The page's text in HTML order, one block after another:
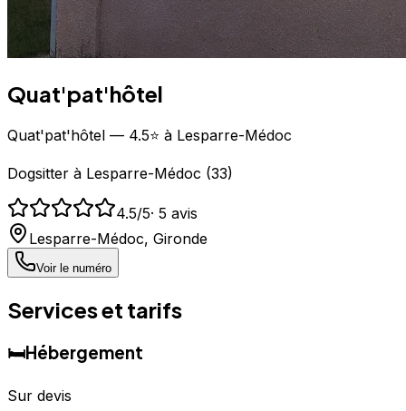
Quat'pat'hôtel
Quat'pat'hôtel — 4.5⭐ à Lesparre-Médoc
Dogsitter à Lesparre-Médoc (33)
4.5/5· 5 avis
Lesparre-Médoc, Gironde
Voir le numéro
Services et tarifs
🛏️Hébergement
Sur devis